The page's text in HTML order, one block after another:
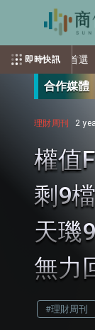
即時快訊
會是首選
合作媒體
理財周刊 2
權值
剩9
天璣
無力
#理財周刊